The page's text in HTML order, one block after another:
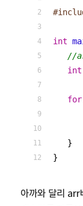
#
int
//
int
for
   }
}
아까와 달리 arr